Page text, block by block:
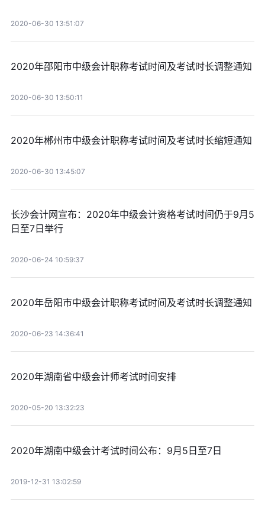
2020-06-30 13:51:07
2020年邵阳市中级会计职称考试时间及考试时长调整通知
2020-06-30 13:50:11
2020年郴州市中级会计职称考试时间及考试时长缩短通知
2020-06-30 13:45:07
长沙会计网宣布：2020年中级会计资格考试时间仍于9月5
日至7日举行
2020-06-24 10:59:37
2020年岳阳市中级会计职称考试时间及考试时长调整通知
2020-06-23 14:36:41
2020年湖南省中级会计师考试时间安排
2020-05-20 13:32:23
2020年湖南中级会计考试时间公布：9月5日至7日
2019-12-31 13:02:59